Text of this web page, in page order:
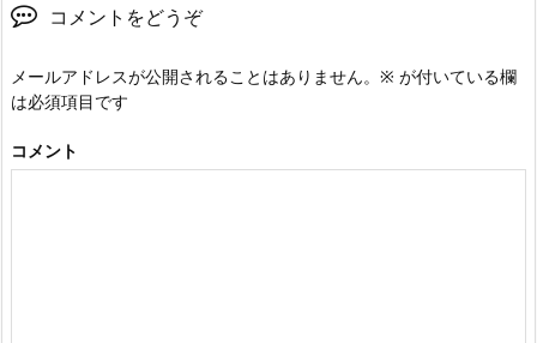
コメントをどうぞ
メールアドレスが公開されることはありません。 ※ が付いている欄
は必須項目です
コメント